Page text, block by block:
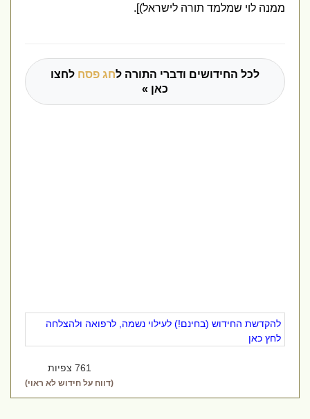
ממנה לוי שמלמד תורה לישראל)].
לכל החידושים ודברי התורה לחג פסחלחצו
כאן »
להקדשת החידוש (בחינם!) לעילוי נשמה, לרפואה ולהצלחה
לחץ כאן
761 צפיות
(דווח על חידוש לא ראוי)